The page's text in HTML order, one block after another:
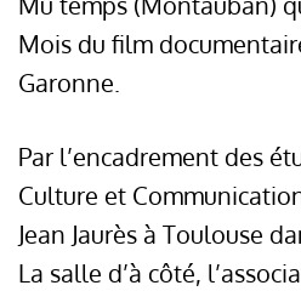
Mois du film
Garonne.
Par l’encadrement des
Culture et
Jean Jaurès à Toulouse
La salle d’à côté,